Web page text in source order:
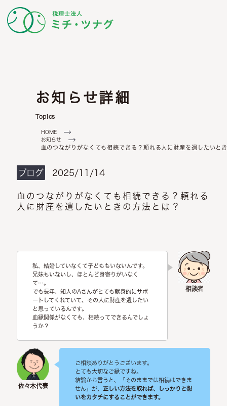
相続税申告 生前対策
不動産オーナーの申告
ミチ・ツナグからの ミチ・ツナグからの
ミチ・ツナグからの
メッセージ
お知らせ詳細
Topics
HOME
お知らせ
血のつながりがなくても相続できる？頼れる人に財産を遺したいと
ブログ 2025/11/14
血のつながりがなくても相続できる？頼れる
人に財産を遺したいときの方法とは？
私、結婚していなくて子どももいないんです。
兄妹もいないし、ほとんど身寄りがいなく
て…。
でも長年、知人のAさんがとても献身的にサポ
ートしてくれていて、その人に財産を遺したい
と思っているんです。
血縁関係がなくても、相続ってできるんでしょ
うか？
ご相談ありがとうございます。
とても大切なご縁ですね。
結論から言うと、「そのままでは相続はできま
せん」が、 正しい方法を取れば、しっかりと想
いをカタチにすることができます。